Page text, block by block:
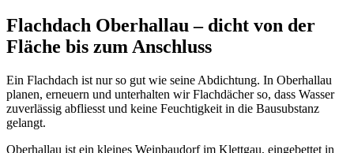
Flachdach Oberhallau – dicht von der
Fläche bis zum Anschluss
Ein Flachdach ist nur so gut wie seine Abdichtung. In Oberhallau
planen, erneuern und unterhalten wir Flachdächer so, dass Wasser
zuverlässig abfliesst und keine Feuchtigkeit in die Bausubstanz
gelangt.
Oberhallau ist ein kleines Weinbaudorf im Klettgau, eingebettet in